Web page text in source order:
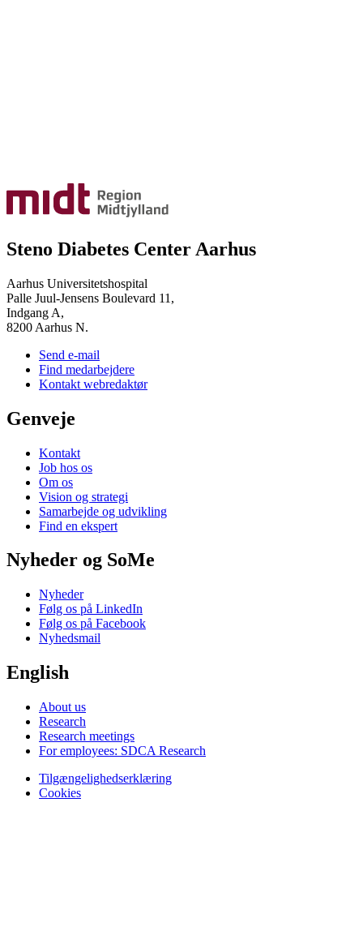
Steno Diabetes Center Aarhus
Aarhus Universitetshospital
Palle Juul-Jensens Boulevard 11,
Indgang A,
8200 Aarhus N.
Send e-mail
Find medarbejdere
Kontakt webredaktør
Genveje
Kontakt
Job hos os
Om os
Vision og strategi
Samarbejde og udvikling
Find en ekspert
Nyheder og SoMe
Nyheder
Følg os på LinkedIn
Følg os på Facebook
Nyhedsmail
English
About us
Research
Research meetings
For employees: SDCA Research
Tilgængelighedserklæring
Cookies